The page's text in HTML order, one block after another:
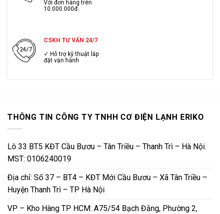
Với đơn hàng trên
10.000.000đ.
CSKH TƯ VẤN 24/7
✓ Hỗ trợ kỹ thuật lắp
đặt vận hành
THÔNG TIN CÔNG TY TNHH CƠ ĐIỆN LẠNH ERIKO
Lô 33 BT5 KĐT Cầu Bươu – Tân Triều – Thanh Trì – Hà Nội.
MST: 0106240019
Địa chỉ: Số 37 – BT4 – KĐT Mới Cầu Bươu – Xã Tân Triều –
Huyện Thanh Trì – TP Hà Nội
VP – Kho Hàng TP HCM: A75/54 Bạch Đằng, Phường 2,